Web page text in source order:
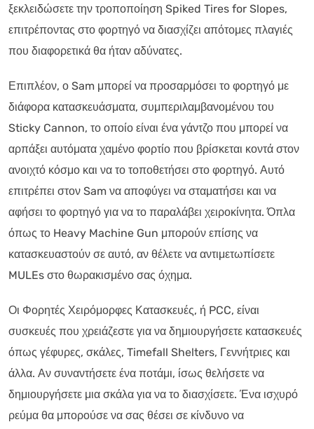
ξεκλειδώσετε την τροποποίηση Spiked Tires for Slopes,
επιτρέποντας στο φορτηγό να διασχίζει απότομες πλαγιές
που διαφορετικά θα ήταν αδύνατες.
Επιπλέον, ο Sam μπορεί να προσαρμόσει το φορτηγό με
διάφορα κατασκευάσματα, συμπεριλαμβανομένου του
Sticky Cannon, το οποίο είναι ένα γάντζο που μπορεί να
αρπάξει αυτόματα χαμένο φορτίο που βρίσκεται κοντά στον
ανοιχτό κόσμο και να το τοποθετήσει στο φορτηγό. Αυτό
επιτρέπει στον Sam να αποφύγει να σταματήσει και να
αφήσει το φορτηγό για να το παραλάβει χειροκίνητα. Όπλα
όπως το Heavy Machine Gun μπορούν επίσης να
κατασκευαστούν σε αυτό, αν θέλετε να αντιμετωπίσετε
MULEs στο θωρακισμένο σας όχημα.
Οι Φορητές Χειρόμορφες Κατασκευές, ή PCC, είναι
συσκευές που χρειάζεστε για να δημιουργήσετε κατασκευές
όπως γέφυρες, σκάλες, Timefall Shelters, Γεννήτριες και
άλλα. Αν συναντήσετε ένα ποτάμι, ίσως θελήσετε να
δημιουργήσετε μια σκάλα για να το διασχίσετε. Ένα ισχυρό
ρεύμα θα μπορούσε να σας θέσει σε κίνδυνο να